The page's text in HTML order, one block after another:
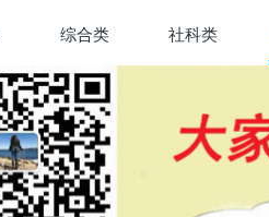
综合类 社科类